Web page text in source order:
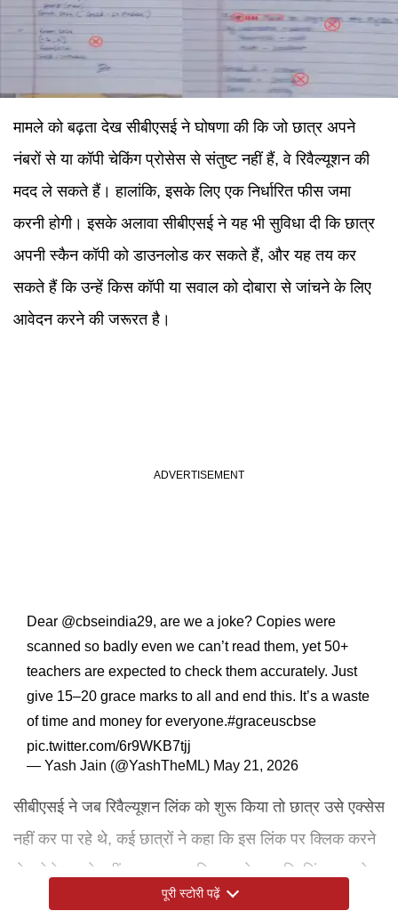
मामले को बढ़ता देख सीबीएसई ने घोषणा की कि जो छात्र अपने
नंबरों से या कॉपी चेकिंग प्रोसेस से संतुष्ट नहीं हैं, वे रिवैल्यूशन की
मदद ले सकते हैं। हालांकि, इसके लिए एक निर्धारित फीस जमा
करनी होगी। इसके अलावा सीबीएसई ने यह भी सुविधा दी कि छात्र
अपनी स्कैन कॉपी को डाउनलोड कर सकते हैं, और यह तय कर
सकते हैं कि उन्हें किस कॉपी या सवाल को दोबारा से जांचने के लिए
आवेदन करने की जरूरत है।
Dear @cbseindia29, are we a joke? Copies were
scanned so badly even we can’t read them, yet 50+
teachers are expected to check them accurately. Just
give 15–20 grace marks to all and end this. It’s a waste
of time and money for everyone.#graceuscbse
pic.twitter.com/6r9WKB7tjj
— Yash Jain (@YashTheML) May 21, 2026
सीबीएसई ने जब रिवैल्यूशन लिंक को शुरू किया तो छात्र उसे एक्सेस
नहीं कर पा रहे थे, कई छात्रों ने कहा कि इस लिंक पर क्लिक करने
से प्रोसेस आगे नहीं बढ़ा रहा, जबकि कुछ ने कहा कि लिंक कुछ देर
बाद गायब हो गया। जिन छात्रों ने काफी देर इंतजार करने के बाद
पूरी स्टोरी पढ़ें